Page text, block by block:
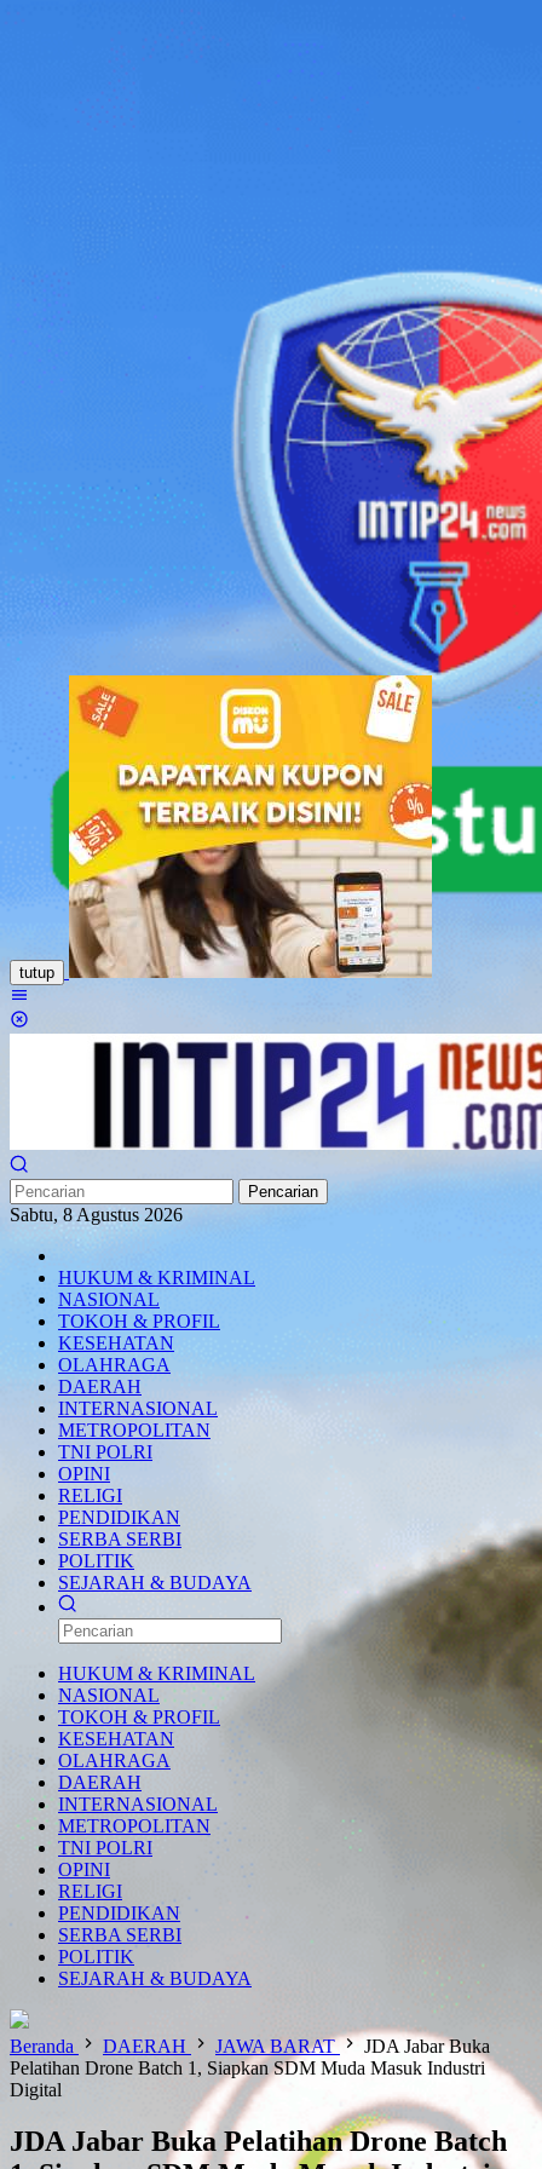
tutup
Pencarian
Sabtu, 8 Agustus 2026
HUKUM & KRIMINAL
NASIONAL
TOKOH & PROFIL
KESEHATAN
OLAHRAGA
DAERAH
INTERNASIONAL
METROPOLITAN
TNI POLRI
OPINI
RELIGI
PENDIDIKAN
SERBA SERBI
POLITIK
SEJARAH & BUDAYA
HUKUM & KRIMINAL
NASIONAL
TOKOH & PROFIL
KESEHATAN
OLAHRAGA
DAERAH
INTERNASIONAL
METROPOLITAN
TNI POLRI
OPINI
RELIGI
PENDIDIKAN
SERBA SERBI
POLITIK
SEJARAH & BUDAYA
Beranda DAERAH JAWA BARAT
JDA Jabar Buka
Pelatihan Drone Batch 1, Siapkan SDM Muda Masuk Industri
Digital
JDA Jabar Buka Pelatihan Drone Batch